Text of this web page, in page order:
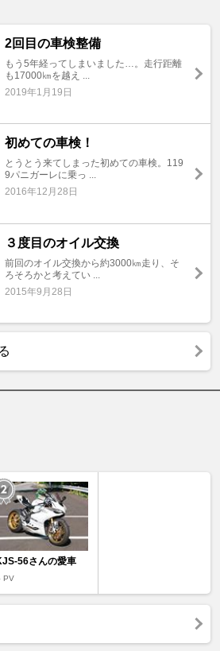
2回目の車検整備
もう5年経ってしまいました…。走行距離
も17000㎞を越え ...
2019年1月19日
初めての車検！
とうとう来てしまった初めての車検。119
9パニガーレに乗っ ...
2016年12月28日
３度目のオイル交換
前回のオイル交換から約3000㎞走り、そ
ろそろかと考えてい ...
2015年9月28日
56さんの愛車
PV